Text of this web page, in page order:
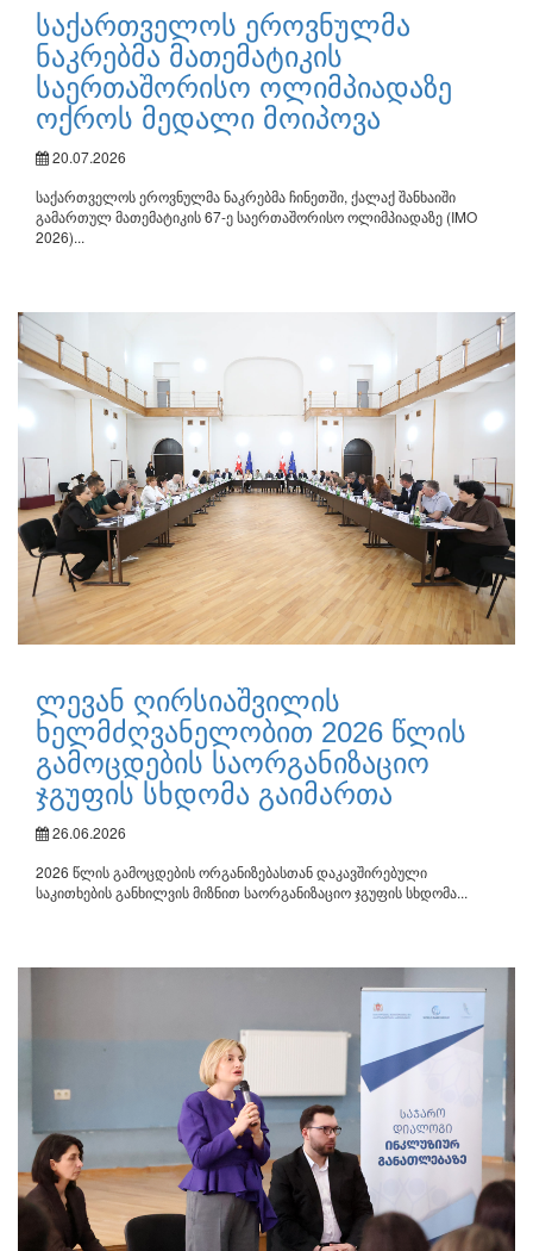
საქართველოს ეროვნულმა
ნაკრებმა მათემატიკის
საერთაშორისო ოლიმპიადაზე
ოქროს მედალი მოიპოვა
20.07.2026
საქართველოს ეროვნულმა ნაკრებმა ჩინეთში, ქალაქ შანხაიში
გამართულ მათემატიკის 67-ე საერთაშორისო ოლიმპიადაზე (IMO
2026)...
ლევან ღირსიაშვილის
ხელმძღვანელობით 2026 წლის
გამოცდების საორგანიზაციო
ჯგუფის სხდომა გაიმართა
26.06.2026
2026 წლის გამოცდების ორგანიზებასთან დაკავშირებული
საკითხების განხილვის მიზნით საორგანიზაციო ჯგუფის სხდომა...